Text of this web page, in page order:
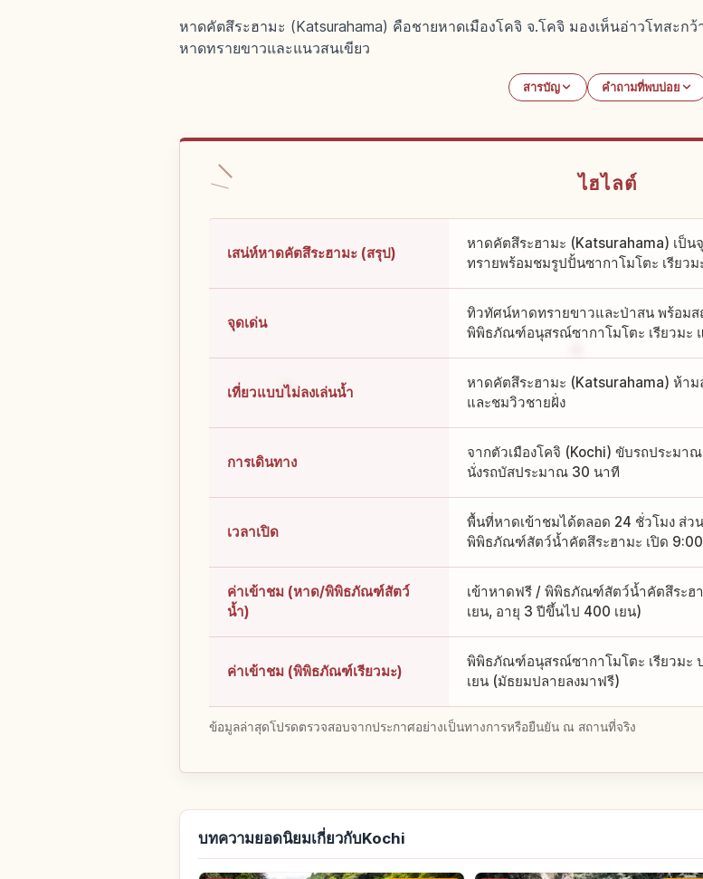
หาดคัตสึระฮามะ (Katsurahama) คือชายหาดเมืองโคจิ จ.โคจิ มองเห็นอ่าวโทสะก
หาดทรายขาวและแนวสนเขียว
สารบัญ คำถามที่พบบ่อย
ไฮไลต์
เสน่ห์หาดคัตสึระฮามะ (สรุป)
หาดคัตสึระฮามะ (Katsurahama) เป็น
ทรายพร้อมชมรูปปั้นซากาโมโตะ เรียว
จุดเด่น
ทิวทัศน์หาดทรายขาวและป่าสน พร้อมส
พิพิธภัณฑ์อนุสรณ์ซากาโมโตะ เรียวมะ
เที่ยวแบบไม่ลงเล่นน้ำ
หาดคัตสึระฮามะ (Katsurahama) ห้าม
และชมวิวชายฝั่ง
การเดินทาง
จากตัวเมืองโคจิ (Kochi) ขับรถประม
นั่งรถบัสประมาณ 30 นาที
เวลาเปิด
พื้นที่หาดเข้าชมได้ตลอด 24 ชั่วโมง ส่
พิพิธภัณฑ์สัตว์น้ำคัตสึระฮามะ เปิด
ค่าเข้าชม (หาด/พิพิธภัณฑ์สัตว์
น้ำ)
เข้าหาดฟรี / พิพิธภัณฑ์สัตว์น้ำคัตสึระฮ
เยน, อายุ 3 ปีขึ้นไป 400 เยน)
ค่าเข้าชม (พิพิธภัณฑ์เรียวมะ)
พิพิธภัณฑ์อนุสรณ์ซากาโมโตะ เรียวมะ
เยน (มัธยมปลายลงมาฟรี)
ข้อมูลล่าสุดโปรดตรวจสอบจากประกาศอย่างเป็นทางการหรือยืนยัน ณ สถานที่จริง
บทความยอดนิยมเกี่ยวกับKochi